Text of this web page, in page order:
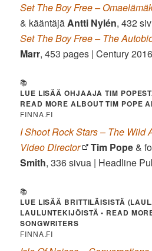
Set The Boy Free –
& kääntäjäAntti Nylén, 432
Set The Boy Free – The
Marr, 453 pages | Century 2016
📚
LUE LISÄÄ OHJAAJA TIM
READ MORE ALBOUT TIM POPE
FINNA.FI
I Shoot Rock Stars – The Wild
Video Director
Tim Pope&
Smith, 336 sivua | Headline
📚
LUE LISÄÄ BRITTILÄISISTÄ
LAULUNTEKIJÖISTÄ • READ
SONGWRITERS
FINNA.FI